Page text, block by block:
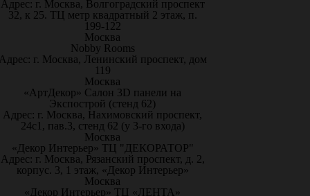
Адрес: г. Москва, Волгоградский проспект
32, к 25. ТЦ метр квадратный 2 этаж, п.
199-122
Москва
Nobby Rooms
г. Москва, Ленинский проспект, дом
119
Москва
«АртДекор» Салон 3D панели на
Экспострой (стенд 62)
Адрес: г. Москва, Нахимовский проспект,
24с1, пав.3, стенд 62 (у 3-го входа)
Москва
«Декор Интерьер» ТЦ "ДЕКОРАТОР"
Адрес: г. Москва, Рязанский проспект, д. 2,
корпус. 3, 1 этаж, «Декор Интерьер»
Москва
«Декор Интерьер» ТЦ «ЛЕНТА»